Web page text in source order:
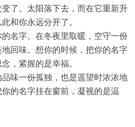
了。太阳落下去，而在它重新升
和你永远分开了。
名字。在冬夜里取暖，空守一份
回味。想你的时候，把你的名字
，紧握的是幸福。
味一份孤独，也是遥望时浓浓地
的名字挂在窗前，凝视的是温